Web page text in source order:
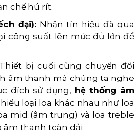
chế hú rít.
đại): Nhận tín hiệu đã qua
công suất lên mức đủ lớn để
bị cuối cùng chuyển đổi
âm thanh mà chúng ta nghe
đích sử dụng, hệ thống âm
loại loa khác nhau như loa
mid (âm trung) và loa treble
âm thanh toàn dải.